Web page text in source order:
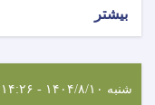
بیشتر
شنبه ۱۴۰۴/۸/۱۰ - ۱۴:۲۶